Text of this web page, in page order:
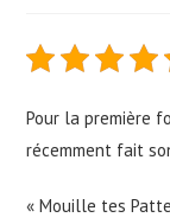
Pour la première
récemment fait
« Mouille tes